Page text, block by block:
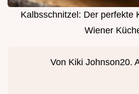
Kalbsschnitzel: Der perfekte
Wiener
Von Kiki Johnson20.